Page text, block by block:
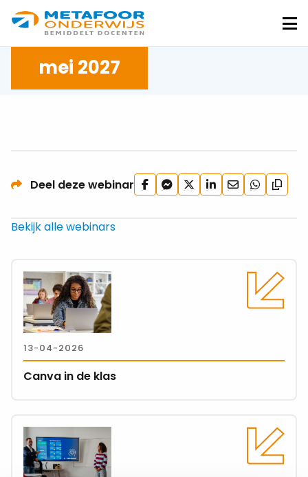
Metafoor
Onderwijs
mei 2027
Deel deze webinarDeel
op
Deel
via
Deel
op
Deel
op
Deel
via
Deel
via
url
Bekijk alle webinars
13-04-2026
Canva in de klas
Lees
meer
over
Canva
de
klas
Lees
meer
over